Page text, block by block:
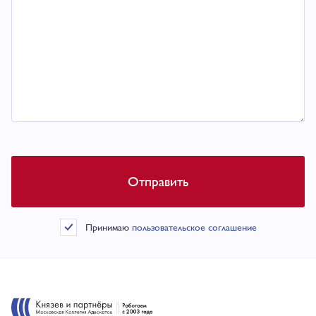
Принимаю пользовательское соглашение